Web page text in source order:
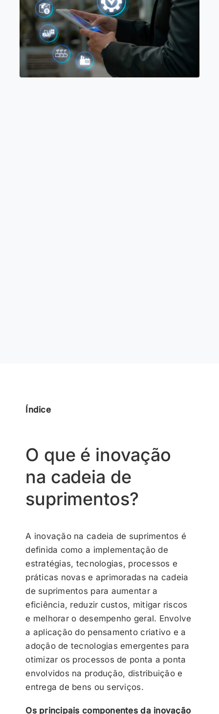
Índice
O que é inovação
na cadeia de
suprimentos?
A inovação na cadeia de suprimentos é
definida como a implementação de
estratégias, tecnologias, processos e
práticas novas e aprimoradas na cadeia
de suprimentos para aumentar a
eficiência, reduzir custos, mitigar riscos
e melhorar o desempenho geral. Envolve
a aplicação do pensamento criativo e a
adoção de tecnologias emergentes para
otimizar os processos de ponta a ponta
envolvidos na produção, distribuição e
entrega de bens ou serviços.
Os principais componentes da inovação